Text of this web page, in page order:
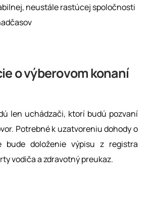
neustále rastúcej spoločnosti
o výberovom konaní
len uchádzači, ktorí budú pozvaní
Potrebné k uzatvoreniu dohody o
bude doloženie výpisu z registra
vodiča a zdravotný preukaz.